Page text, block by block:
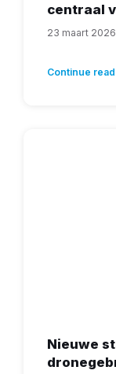
centraal
23 maart 2026
Continue
Nieuwe